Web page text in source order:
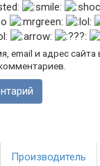
email и адрес сайта
Производитель